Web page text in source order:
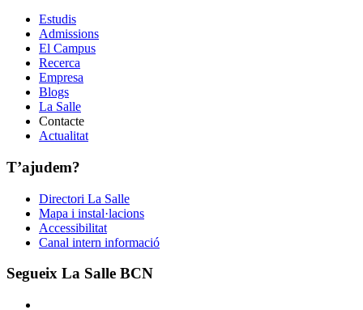
Estudis
Admissions
El Campus
Recerca
Empresa
Blogs
La Salle
Contacte
Actualitat
T’ajudem?
Directori La Salle
Mapa i instal·lacions
Accessibilitat
Canal intern informació
Segueix La Salle BCN